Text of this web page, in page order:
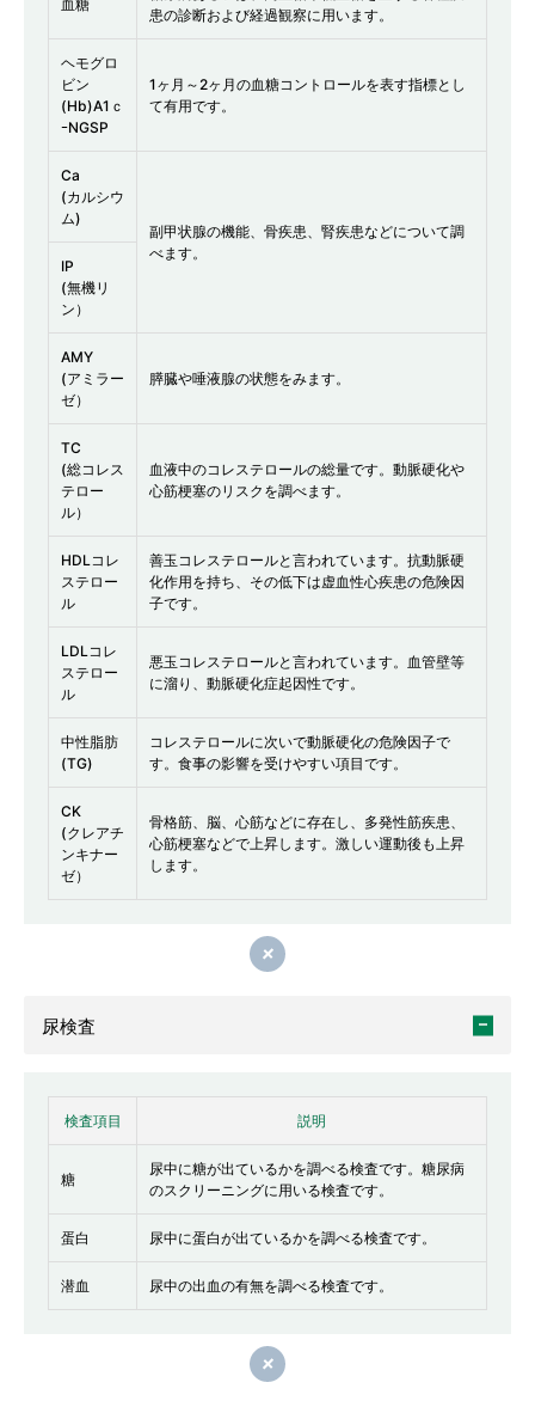
血糖
患の診断および経過観察に用います。
ヘモグロ
ビン
(Hb)A1ｃ
ｰNGSP
1ヶ月～2ヶ月の血糖コントロールを表す指標とし
て有用です。
Ca
(カルシウ
ム)
副甲状腺の機能、骨疾患、腎疾患などについて調
べます。
IP
(無機リ
ン）
AMY
(アミラー
ゼ）
膵臓や唾液腺の状態をみます。
TC
(総コレス
テロー
ル）
血液中のコレステロールの総量です。動脈硬化や
心筋梗塞のリスクを調べます。
HDLコレ
ステロー
ル
善玉コレステロールと言われています。抗動脈硬
化作用を持ち、その低下は虚血性心疾患の危険因
子です。
LDLコレ
ステロー
ル
悪玉コレステロールと言われています。血管壁等
に溜り、動脈硬化症起因性です。
中性脂肪
(TG)
コレステロールに次いで動脈硬化の危険因子で
す。食事の影響を受けやすい項目です。
CK
(クレアチ
ンキナー
ゼ）
骨格筋、脳、心筋などに存在し、多発性筋疾患、
心筋梗塞などで上昇します。激しい運動後も上昇
します。
尿検査
検査項目 説明
糖
尿中に糖が出ているかを調べる検査です。糖尿病
のスクリーニングに用いる検査です。
蛋白 尿中に蛋白が出ているかを調べる検査です。
潜血 尿中の出血の有無を調べる検査です。